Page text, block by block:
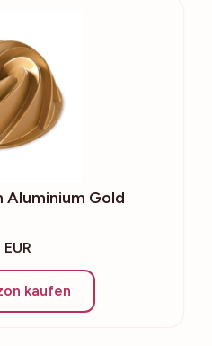
Gold
kaufen